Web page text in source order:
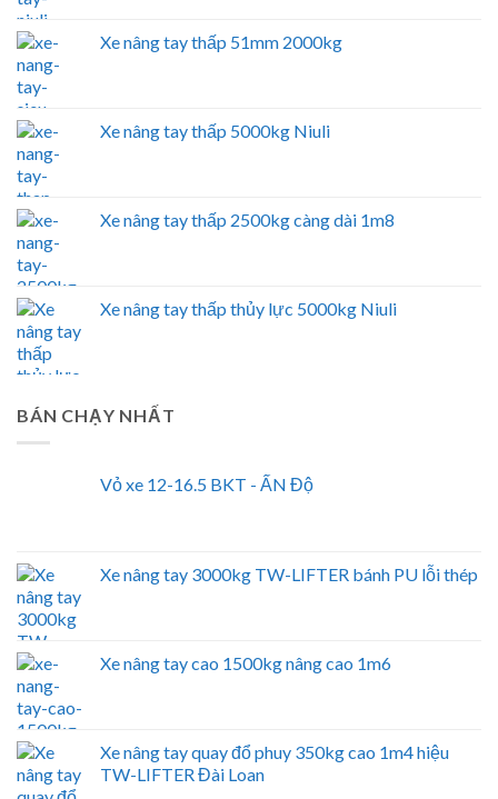
Xe nâng tay thấp 51mm 2000kg
Xe nâng tay thấp 5000kg Niuli
Xe nâng tay thấp 2500kg càng dài 1m8
Xe nâng tay thấp thủy lực 5000kg Niuli
BÁN CHẠY NHẤT
Vỏ xe 12-16.5 BKT - ẤN Độ
Xe nâng tay 3000kg TW-LIFTER bánh PU lỗi thép
Xe nâng tay cao 1500kg nâng cao 1m6
Xe nâng tay quay đổ phuy 350kg cao 1m4 hiệu
TW-LIFTER Đài Loan